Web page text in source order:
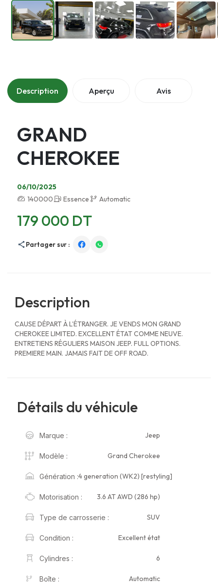
Description Aperçu Avis
GRAND
CHEROKEE
06/10/2025
140000
Essence Automatic
179 000 DT
Partager sur :
Description
CAUSE DÉPART À L’ÉTRANGER. JE VENDS MON GRAND
CHEROKEE LIMITED. EXCELLENT ÉTAT COMME NEUVE.
ENTRETIENS RÉGULIERS MAISON JEEP. FULL OPTIONS.
PREMIERE MAIN. JAMAIS FAIT DE OFF ROAD.
Détails du véhicule
Marque : Jeep
Modèle : Grand Cherokee
Génération :4 generation (WK2) [restyling]
Motorisation : 3.6 AT AWD (286 hp)
Type de carrosserie : SUV
Condition : Excellent état
Cylindres : 6
Boîte : Automatic